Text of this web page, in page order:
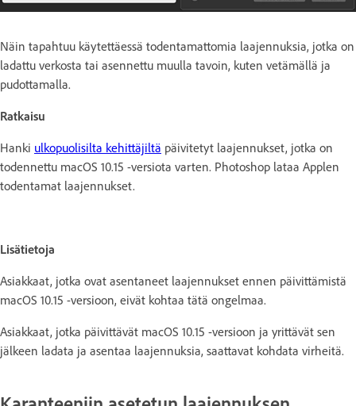
Näin tapahtuu käytettäessä todentamattomia laajennuksia, jotka on
ladattu verkosta tai asennettu muulla tavoin, kuten vetämällä ja
pudottamalla.
Ratkaisu
Hanki ulkopuolisilta kehittäjiltä päivitetyt laajennukset, jotka on
todennettu macOS 10.15 -versiota varten. Photoshop lataa Applen
todentamat laajennukset.
Lisätietoja
Asiakkaat, jotka ovat asentaneet laajennukset ennen päivittämistä
macOS 10.15 -versioon, eivät kohtaa tätä ongelmaa.
Asiakkaat, jotka päivittävät macOS 10.15 -versioon ja yrittävät sen
jälkeen ladata ja asentaa laajennuksia, saattavat kohdata virheitä.